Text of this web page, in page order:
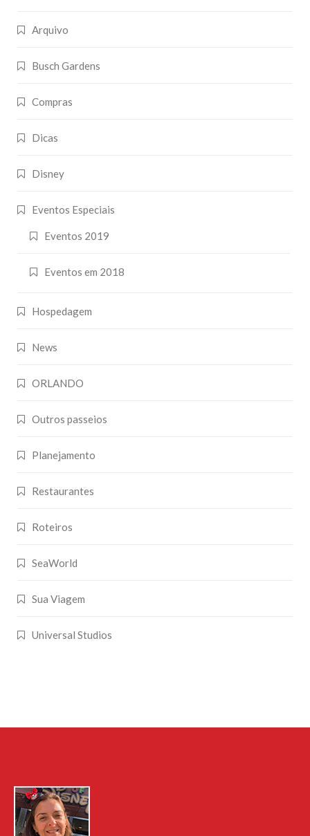
Arquivo
Busch Gardens
Compras
Dicas
Disney
Eventos Especiais
Eventos 2019
Eventos em 2018
Hospedagem
News
ORLANDO
Outros passeios
Planejamento
Restaurantes
Roteiros
SeaWorld
Sua Viagem
Universal Studios